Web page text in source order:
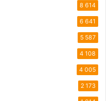
8 614
6 641
5 587
4 108
4 005
2 173